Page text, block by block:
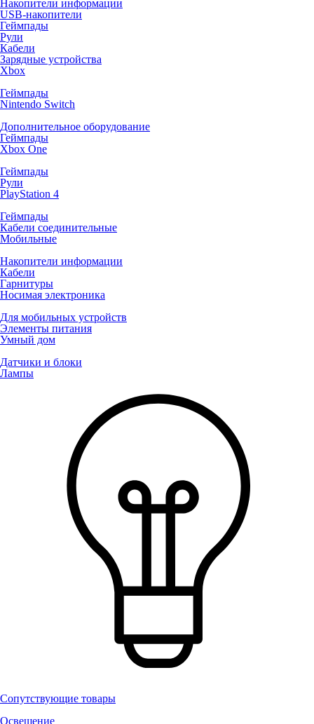
Накопители информации
USB-накопители
Геймпады
Рули
Кабели
Зарядные устройства
Xbox
Геймпады
Nintendo Switch
Дополнительное оборудование
Геймпады
Xbox One
Геймпады
Рули
PlayStation 4
Геймпады
Кабели соединительные
Мобильные
Накопители информации
Кабели
Гарнитуры
Носимая электроника
Для мобильных устройств
Элементы питания
Умный дом
Датчики и блоки
Лампы
Сопутствующие товары
Освещение